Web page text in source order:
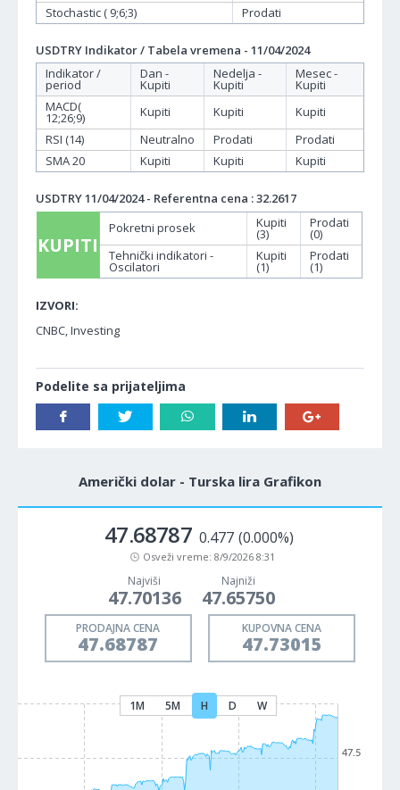
Stochastic ( 9;6;3)
Prodati
USDTRY Indikator / Tabela vremena - 11/04/2024
Indikator /
period
Dan -
Kupiti
Nedelja -
Kupiti
Mesec -
Kupiti
MACD(
12;26;9) Kupiti Kupiti
Kupiti
RSI (14)
Neutralno Prodati
Prodati
SMA 20
Kupiti Kupiti Kupiti
USDTRY 11/04/2024 - Referentna cena : 32.2617
KUPITI
Pokretni prosek Kupiti
(3)
Prodati
(0)
Tehnički indikatori -
Oscilatori
Kupiti
(1)
Prodati
(1)
IZVORI:
CNBC, Investing
Podelite sa prijateljima
Američki dolar - Turska lira Grafikon
47.68787 0.477 (0.000%)
Osveži vreme: 8/9/2026 8:31
Najviši
47.70136
Najniži
47.65750
PRODAJNA CENA
47.68787
KUPOVNA CENA
47.73015
1M 5M H D W
47.5